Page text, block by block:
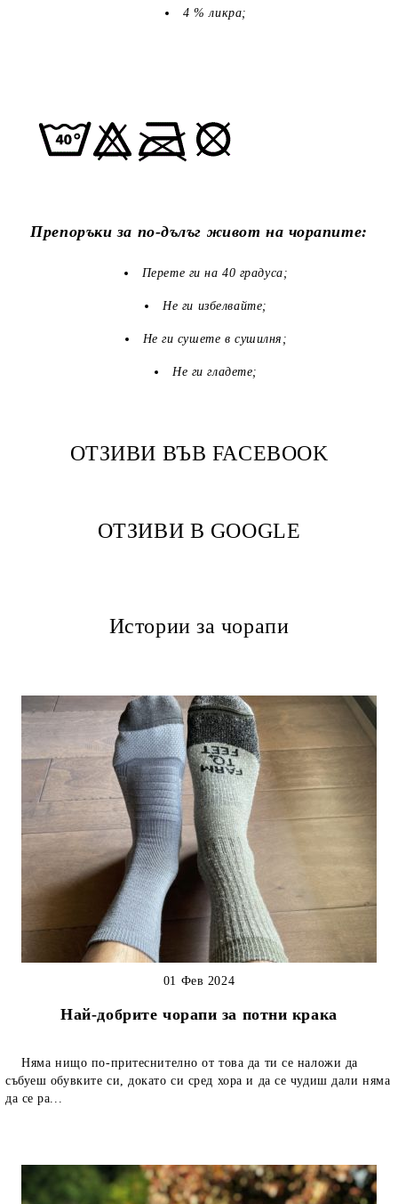
4 % ликра;
Препоръки за по-дълъг живот на чорапите:
Перете ги на 40 градуса;
Не ги избелвайте;
Не ги сушете в сушилня;
Не ги гладете;
ОТЗИВИ ВЪВ FACEBOOK
ОТЗИВИ В GOOGLE
Истории за чорапи
Най-добрите чорапи за потни крака
01 Фев 2024
Няма нищо по-притеснително от това да ти се наложи да
събуеш обувките си, докато си сред хора и да се чудиш дали няма
да се ра...